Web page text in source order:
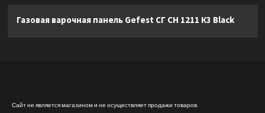
Газовая варочная панель Gefest СГ СН 1211 К3 Black
Сайт не является магазином и не осуществляет продажи товаров.